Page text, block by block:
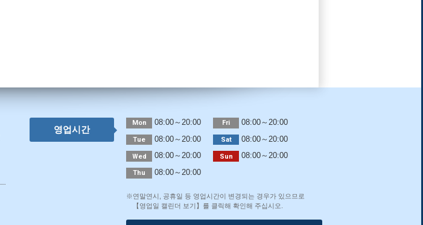
영업시간
Mon 08:00～20:00
Tue 08:00～20:00
Wed 08:00～20:00
Thu 08:00～20:00
Fri 08:00～20:00
Sat 08:00～20:00
Sun 08:00～20:00
※연말연시, 공휴일 등 영업시간이 변경되는 경우가 있으므로
【영업일 캘린더 보기】를 클릭해 확인해 주십시오.